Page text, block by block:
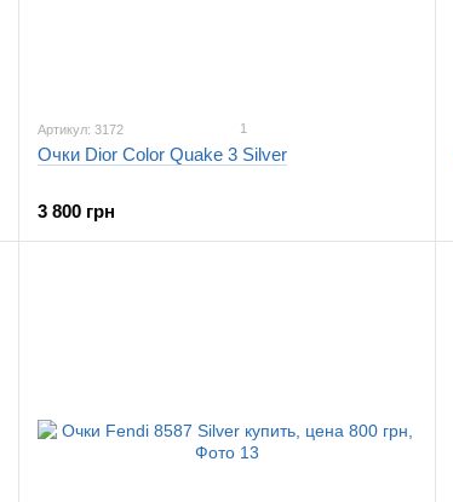
Артикул: 3172 1
Очки Dior Color Quake 3 Silver
3 800 грн